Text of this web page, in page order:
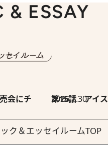
& ESSAY
2026.7.30
第15話 アイス
ク＆エッセイルームTOP